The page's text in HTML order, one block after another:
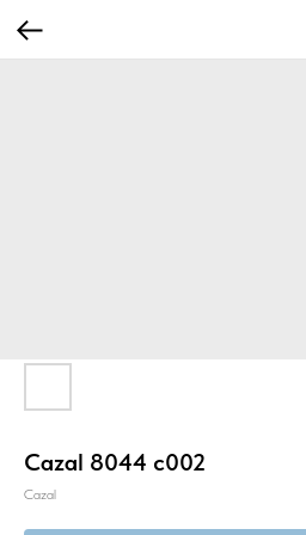
Cazal 8044 c002
Cazal